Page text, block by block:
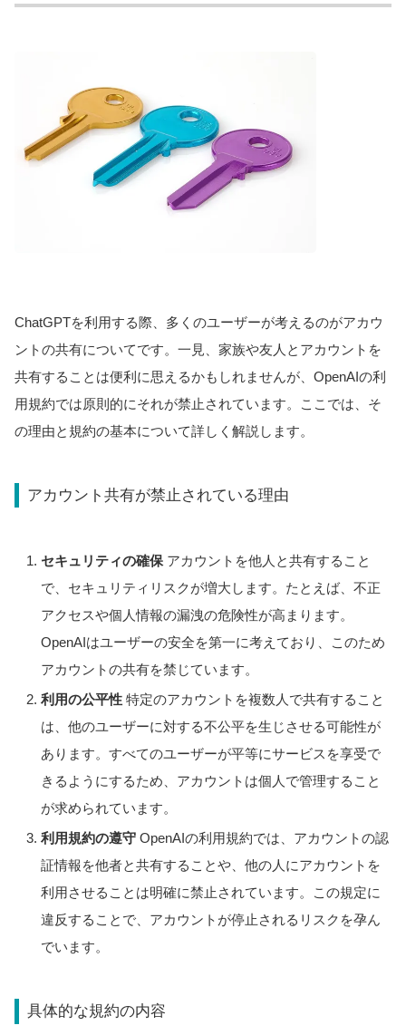
ChatGPTを利用する際、多くのユーザーが考えるのがアカウ
ントの共有についてです。一見、家族や友人とアカウントを
共有することは便利に思えるかもしれませんが、OpenAIの利
用規約では原則的にそれが禁止されています。ここでは、そ
の理由と規約の基本について詳しく解説します。
アカウント共有が禁止されている理由
セキュリティの確保 アカウントを他人と共有すること
で、セキュリティリスクが増大します。たとえば、不正
アクセスや個人情報の漏洩の危険性が高まります。
OpenAIはユーザーの安全を第一に考えており、このため
アカウントの共有を禁じています。
利用の公平性 特定のアカウントを複数人で共有すること
は、他のユーザーに対する不公平を生じさせる可能性が
あります。すべてのユーザーが平等にサービスを享受で
きるようにするため、アカウントは個人で管理すること
が求められています。
利用規約の遵守 OpenAIの利用規約では、アカウントの認
証情報を他者と共有することや、他の人にアカウントを
利用させることは明確に禁止されています。この規定に
違反することで、アカウントが停止されるリスクを孕ん
でいます。
具体的な規約の内容